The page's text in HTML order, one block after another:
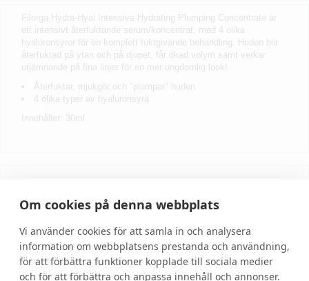
Filorga Hydra-Hyal Intensive Hydrating Plumping Concentrate är
ett intensivt återfuktande serum/koncentrat, med 4 olika
hyaluronsyror för en komplett fuktgivande behandling. Huden blir
återfuktad på ytan och på djupet, får ökad volym samt verkar
utjämnande på fina linjer för en mer ungdomlig look!
Återfuktar, mjukgör och "plumpar" huden
4 olika typer av hyaluronsyra
Innehåller: 30ml
Om cookies på denna webbplats
Vi använder cookies för att samla in och analysera
information om webbplatsens prestanda och användning,
för att förbättra funktioner kopplade till sociala medier
och för att förbättra och anpassa innehåll och annonser.